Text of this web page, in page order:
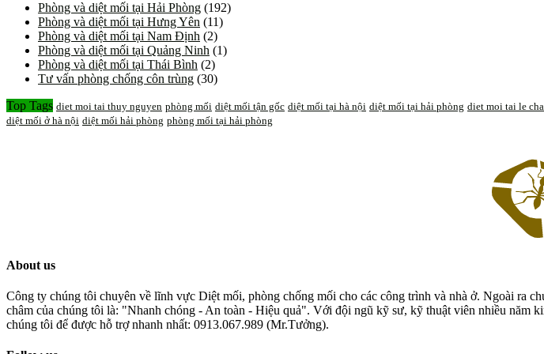
Phòng và diệt mối tại Hải Phòng (192)
Phòng và diệt mối tại Hưng Yên (11)
Phòng và diệt mối tại Nam Định (2)
Phòng và diệt mối tại Quảng Ninh (1)
Phòng và diệt mối tại Thái Bình (2)
Tư vấn phòng chống côn trùng (30)
Top Tags diet moi tai thuy nguyen phòng mối diệt mối tận gốc diệt mối tại hà nội diệt mối tại hải phòng diet moi tai le
diệt mối ở hà nội diệt mối hải phòng phòng mối tại hải phòng
About us
Công ty chúng tôi chuyên về lĩnh vực Diệt mối, phòng chống mối cho các công trình và nhà ở. Ngoài ra
châm của chúng tôi là: "Nhanh chóng - An toàn - Hiệu quả". Với đội ngũ kỹ sư, kỹ thuật viên nhiều năm
chúng tôi để được hỗ trợ nhanh nhất: 0913.067.989 (Mr.Tưởng).